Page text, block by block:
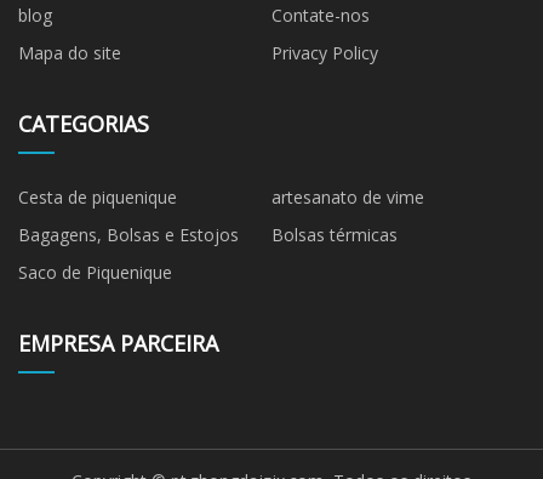
blog
Contate-nos
Mapa do site
Privacy Policy
CATEGORIAS
Cesta de piquenique
artesanato de vime
Bagagens, Bolsas e Estojos
Bolsas térmicas
Saco de Piquenique
EMPRESA PARCEIRA